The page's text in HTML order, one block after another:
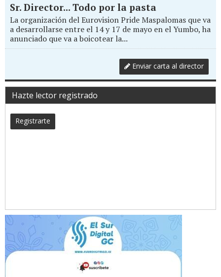
Sr. Director... Todo por la pasta
La organización del Eurovision Pride Maspalomas que va
a desarrollarse entre el 14 y 17 de mayo en el Yumbo, ha
anunciado que va a boicotear la...
Enviar carta al director
Hazte lector registrado
Registrarte